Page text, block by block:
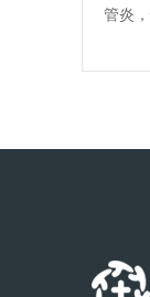
管炎